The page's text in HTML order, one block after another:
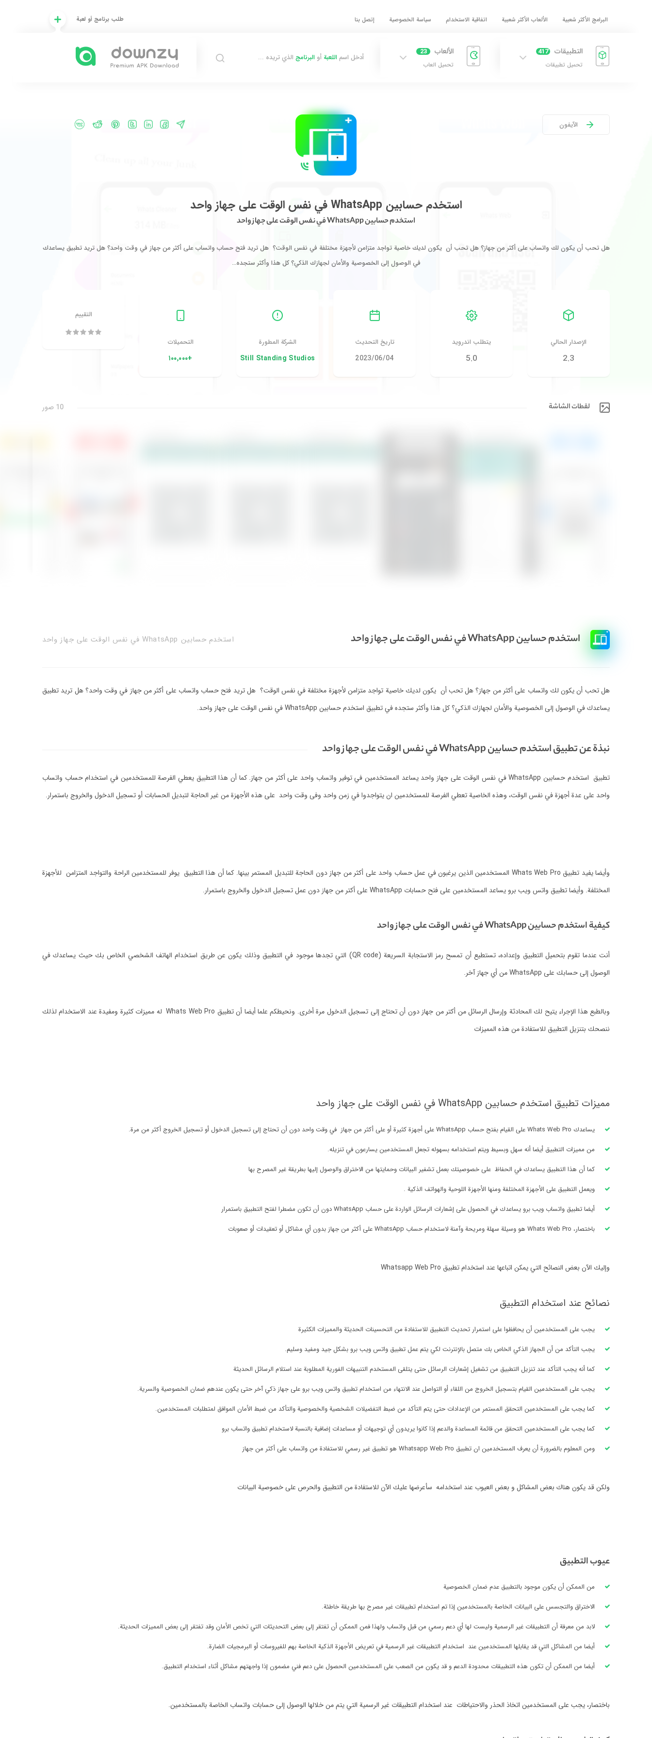
البرامج الأكثر شعبية الألعاب الأكثر شعبية اتفاقية الاستخدام سياسة الخصوصية إتصل بنا طلب برنامج أو لعبة
التطبيقات 417
تحميل تطبيقات
الألعاب 23
تحميل العاب
أدخل اسم اللعبة أو البرنامج الذي تريده ...
الآيفون
استخدم حسابين WhatsApp في نفس الوقت على جهاز واحد
استخدم حسابين WhatsApp في نفس الوقت على جهاز واحد
هل تحب أن يكون لك واتساب على أكثر من جهاز؟ هل تحب أن يكون لديك خاصية تواجد متزامن لأجهزة مختلفة في نفس الوقت؟ هل تريد فتح حساب واتساب على أكثر من جهاز في وقت واحد؟ هل تريد تطبيق يساعدك
في الوصول إلى الخصوصية والأمان لجهازك الذكي؟ كل هذا وأكثر ستجده…
الإصدار الحالي
2.3
يتطلب اندرويد
5.0
تاريخ التحديث
04‏/06‏/2023
الشركة المطورة
Still Standing Studios
التحميلات
+١٠٠٬٠٠٠
التقييم
لقطات الشاشة 10 صور
استخدم حسابين WhatsApp في نفس الوقت على جهاز واحد استخدم حسابين WhatsApp في نفس الوقت على جهاز واحد
هل تحب أن يكون لك واتساب على أكثر من جهاز؟هل تحب أن يكون لديك خاصية تواجد متزامن لأجهزة مختلفة في نفس الوقت؟هل تريد فتح حساب واتساب على أكثر من جهاز في وقت واحد؟هل تريد تطبيق
يساعدك في الوصول إلى الخصوصية والأمان لجهازك الذكي؟كل هذا وأكثر ستجده في تطبيق استخدم حسابين WhatsApp في نفس الوقت على جهاز واحد.
نبذة عن تطبيق استخدم حسابين WhatsApp في نفس الوقت على جهاز واحد
تطبيق استخدم حسابين WhatsApp في نفس الوقت على جهاز واحد يساعد المستخدمين في توفير واتساب واحد على أكثر من جهاز.كما أن هذا التطبيق يعطي الفرصة للمستخدمين في استخدام حساب واتساب
واحد على عدة أجهزة في نفس الوقت، وهذه الخاصية تعطي الفرصة للمستخدمين ان يتواجدوا في زمن واحد وفى وقت واحد على هذه الأجهزة من غير الحاجة لتبديل الحسابات أو تسجيل الدخول والخروج باستمرار.
وأيضا يفيد تطبيق Whats Web Pro المستخدمين الذين يرغبون في عمل حساب واحد على أكثر من جهاز دون الحاجة للتبديل المستمر بينها.
كما أن هذا التطبيق يوفر للمستخدمين الراحة والتواجد المتزامن للأجهزة
المختلفة. وأيضا تطبيق واتس ويب برو يساعد المستخدمين على فتح حسابات WhatsApp على أكتر من جهاز دون عمل تسجيل الدخول والخروج باستمرار.
كيفية استخدم حسابين WhatsApp في نفس الوقت على جهاز واحد
أنت عندما تقوم بتحميل التطبيق وإعداده، تستطيع أن تمسح رمز الاستجابة السريعة (QR code) التي تجدها موجود في التطبيق وذلك يكون عن طريق استخدام الهاتف الشخصي الخاص بك حيث يساعدك في
الوصول إلى حسابك على WhatsApp من أي جهاز آخر.
وبالطبع هذا الإجراء يتيح لك المحادثة وإرسال الرسائل من أكتر من جهاز دون أن تحتاج إلى تسجيل الدخول مرة أخرى.
ونحيطكم علما أيضا أن تطبيق Whats Web Pro له مميزات كثيرة ومفيدة عند الاستخدام لذلك
ننصحك بتنزيل التطبيق للاستفادة من هذه المميزات
مميزات تطبيق استخدم حسابين WhatsApp في نفس الوقت على جهاز واحد
يساعدك Whats Web Pro على القيام بفتح حساب WhatsApp على أجهزة كثيرة أو على أكثر من جهاز في وقت واحد دون أن تحتاج إلى تسجيل الدخول أو تسجيل الخروج أكثر من مرة.
من مميزات التطبيق أيضا أنه سهل وبسيط ويتم استخدامه بسهوله تجعل المستخدمين يسارعون في تنزيله.
كما أن هذا التطبيق يساعدك في الحفاظ على خصوصيتك بعمل تشفير البيانات وحمايتها من الاختراق والوصول إليها بطريقة غير المصرح بها
ويعمل التطبيق على الأجهزة المختلفة ومنها الأجهزة اللوحية والهواتف الذكية .
أيضا تطبيق واتساب ويب برو يساعدك في الحصول على إشعارات الرسائل الواردة على حساب WhatsApp دون أن تكون مضطرا لفتح التطبيق باستمرار
باختصار، Whats Web Pro هو وسيلة سهلة ومريحة وآمنة لاستخدام حساب WhatsApp على أكثر من جهاز بدون أي مشاكل أو تعقيدات أو صعوبات
وإليك الآن بعض النصائح التي يمكن اتباعها عند استخدام تطبيق Whatsapp Web Pro
نصائح عند استخدام التطبيق
يجب على المستخدمين أن يحافظوا على استمرار تحديث التطبيق للاستفادة من التحسينات الحديثة والمميزات الكثيرة
يجب التأكد من أن الجهاز الذكي الخاص بك متصل بالإنترنت لكي يتم عمل تطبيق واتس ويب برو بشكل جيد ومفيد وسليم.
كما أنه يجب التأكد عند تنزيل التطبيق من تشغيل إشعارات الرسائل حتى يتلقى المستخدم التنبيهات الفورية المطلوبة عند استلام الرسائل الحديثة
يجب على المستخدمين القيام بتسجيل الخروج من اللقاء أو التواصل عند الانتهاء من استخدام تطبيق واتس ويب برو على جهاز ذكي آخر حتى يكون عندهم ضمان الخصوصية والسرية.
كما يجب على المستخدمين التحقق المستمر من الإعدادات حتى يتم التأكد من ضبط التفضيلات الشخصية والخصوصية والتأكد من ضبط الأمان الموافق لمتطلبات المستخدمين.
كما يجب على المستخدمين التحقق من قائمة المساعدة والدعم إذا كانوا يريدون أي توجيهات أو مساعدات إضافية بالنسبة لاستخدام تطبيق واتساب برو
ومن المعلوم بالضرورة أن يعرف المستخدمين ان تطبيق Whatsapp Web Pro هو تطبيق غير رسمي للاستفادة من واتساب على أكثر من جهاز
ولكن قد يكون هناك بعض المشاكل و بعض العيوب عند استخدامه سأعرضها عليك الآن للاستفادة من التطبيق والحرص على خصوصية البيانات
عيوب التطبيق
من الممكن أن يكون موجود بالتطبيق عدم ضمان الخصوصية
الاختراق والتجسس على البيانات الخاصة بالمستخدمين إذا تم استخدام تطبيقات غير مصرح بها طريقة خاطئة.
لابد من معرفة أن التطبيقات غير الرسمية وليست لها أي دعم رسمي من قبل واتساب ولهذا فمن الممكن أن تفتقر إلى بعض التحديثات التي تخص الأمان وقد تفتقر إلى بعض المميزات الحديثة.
أيضا من المشاكل التي قد يقابلها المستخدمين عند استخدام التطبيقات غير الرسمية في تعريض الأجهزة الذكية الخاصة بهم للفيروسات أو البرمجيات الضارة.
أيضا من الممكن أن تكون هذه التطبيقات محدودة الدعم و قد يكون من الصعب على المستخدمين الحصول على دعم فني مضمون إذا واجهتهم مشاكل أثناء استخدام التطبيق.
باختصار، يجب على المستخدمين اتخاذ الحذر والاحتياطات عند استخدام التطبيقات غير الرسمية التي يتم من خلالها الوصول إلى حسابات واتساب الخاصة بالمستخدمين.